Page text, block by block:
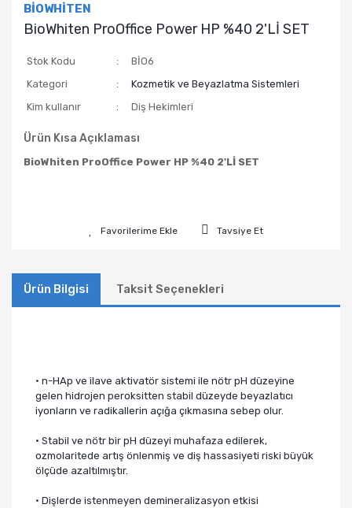
BİOWHİTEN
BioWhiten ProOffice Power HP %40 2'Lİ SET
Stok Kodu
BİO6
Kategori
Kozmetik ve Beyazlatma Sistemleri
Kim kullanır
Diş Hekimleri
Ürün Kısa Açıklaması
BioWhiten ProOffice Power HP %40 2'Lİ SET
Tavsiye Et
Ürün Bilgisi Taksit Seçenekleri
​• n-HAp ve ilave aktivatör sistemi ile nötr pH düzeyine
gelen hidrojen peroksitten stabil düzeyde beyazlatıcı
iyonların ve radikallerin açığa çıkmasına sebep olur.
• Stabil ve nötr bir pH düzeyi muhafaza edilerek,
ozmolaritede artış önlenmiş ve diş hassasiyeti riski büyük
ölçüde azaltılmıştır.
• Dişlerde istenmeyen demineralizasyon etkisi